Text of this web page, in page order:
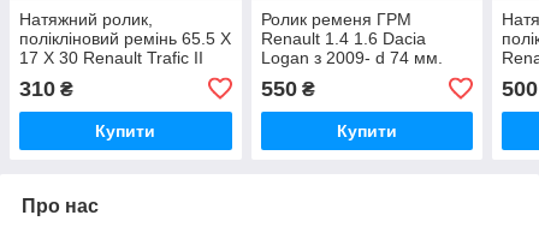
Натяжний ролик,
полікліновий ремінь 65.5 X
17 X 30 Renault Trafic II
310 ₴
Купити
Ролик ременя ГРМ
Renault 1.4 1.6 Dacia
Logan з 2009- d 74 мм.
550₴
Купити
500
Про нас